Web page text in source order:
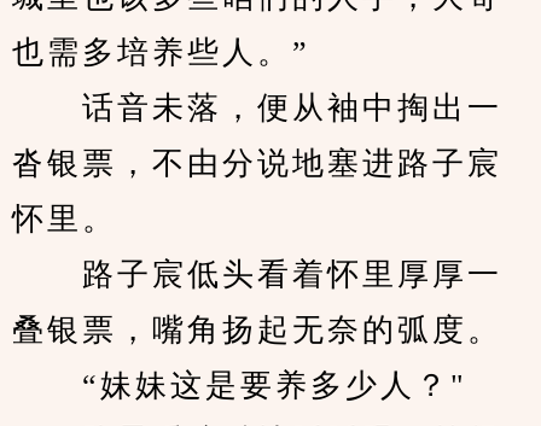
也需多培养些人。”
话音未落，便从袖中掏出一
沓银票，不由分说地塞进路子宸
怀里。
路子宸低头看着怀里厚厚一
叠银票，嘴角扬起无奈的弧度。
“妹妹这是要养多少人？"